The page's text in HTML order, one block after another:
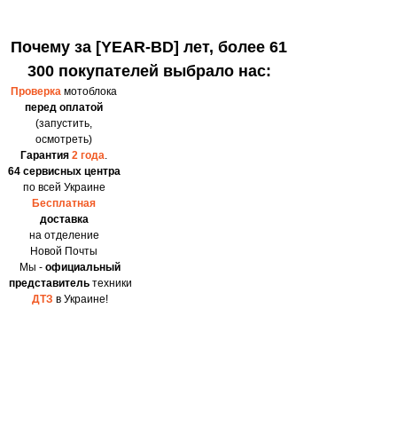
Почему за [YEAR-BD] лет, более 61
300 покупателей выбрало нас:
Проверка мотоблока
перед оплатой
(запустить,
осмотреть)
Гарантия 2 года.
64 сервисных центра
по всей Украине
Бесплатная
доставка
на отделение
Новой Почты
Мы - официальный
представительтехники
ДТЗ в Украине!